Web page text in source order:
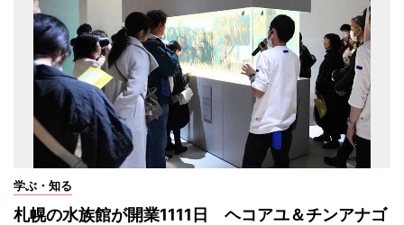
学ぶ・知る
札幌の水族館が開業1111日 ヘコアユ＆チンアナゴ